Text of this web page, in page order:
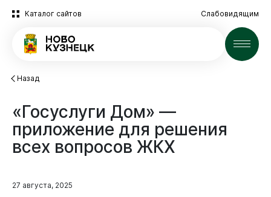
Каталог сайтов Слабовидящим
Новости
Назад
«Госуслуги Дом» —
приложение для решения
всех вопросов ЖКХ
27 августа, 2025